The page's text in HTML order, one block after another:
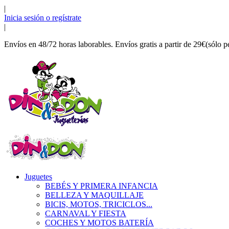
|
Inicia sesión o regístrate
|
Envíos en 48/72 horas laborables. Envíos gratis a partir de 29€(sólo
Juguetes
BEBÉS Y PRIMERA INFANCIA
BELLEZA Y MAQUILLAJE
BICIS, MOTOS, TRICICLOS...
CARNAVAL Y FIESTA
COCHES Y MOTOS BATERÍA